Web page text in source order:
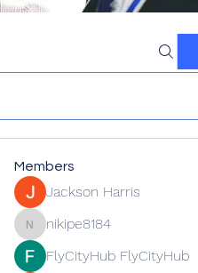
Members
Jackson Harris
nikipe8184
nikipe8184
FlyCityHub FlyCityHub